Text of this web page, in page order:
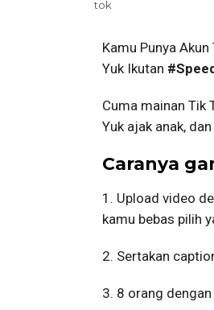
Kamu Punya Akun
Yuk Ikutan
Cuma mainan Tik
Yuk ajak anak,
Caranya
1. Upload video
kamu bebas pilih
2. Sertakan
3. 8 orang